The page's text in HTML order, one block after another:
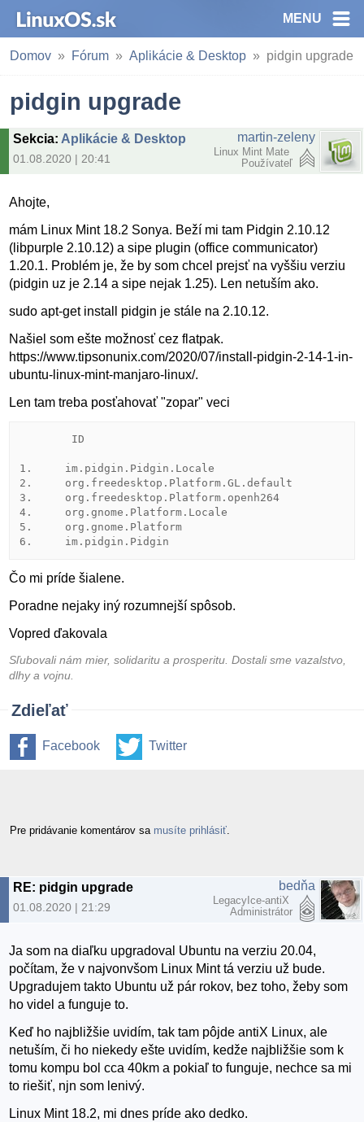
MENU
Domov Fórum Aplikácie & Desktop pidgin upgrade
pidgin upgrade
Sekcia: Aplikácie & Desktop
01.08.2020 | 20:41
martin-zeleny
Linux Mint Mate
Používateľ
Ahojte,
mám Linux Mint 18.2 Sonya. Beží mi tam Pidgin 2.10.12
(libpurple 2.10.12) a sipe plugin (office communicator)
1.20.1. Problém je, že by som chcel prejsť na vyššiu verziu
(pidgin uz je 2.14 a sipe nejak 1.25). Len netuším ako.
sudo apt-get install pidgin je stále na 2.10.12.
Našiel som ešte možnosť cez flatpak.
https://www.tipsonunix.com/2020/07/install-pidgin-2-14-1-in-
ubuntu-linux-mint-manjaro-linux/.
Len tam treba posťahovať "zopar" veci
ID
1.     im.pidgin.Pidgin.Locale
2.     org.freedesktop.Platform.GL.default
3.     org.freedesktop.Platform.openh264
4.     org.gnome.Platform.Locale
5.     org.gnome.Platform
6.     im.pidgin.Pidgin
Čo mi príde šialene.
Poradne nejaky iný rozumnejší spôsob.
Vopred ďakovala
Sľubovali nám mier, solidaritu a prosperitu. Dostali sme vazalstvo,
dlhy a vojnu.
Zdieľať
Facebook Twitter
Pre pridávanie komentárov sa musíte prihlásiť
RE: pidgin upgrade
01.08.2020 | 21:29
bedňa
LegacyIce-antiX
Administrátor
Ja som na diaľku upgradoval Ubuntu na verziu 20.04,
počítam, že v najvonvšom Linux Mint tá verziu už bude.
Upgradujem takto Ubuntu už pár rokov, bez toho, žeby som
ho videl a funguje to.
Keď ho najbližšie uvidím, tak tam pôjde antiX Linux, ale
netuším, či ho niekedy ešte uvidím, kedže najbližšie som k
tomu kompu bol cca 40km a pokiaľ to funguje, nechce sa mi
to riešiť, njn som lenivý.
Linux Mint 18.2, mi dnes príde ako dedko.